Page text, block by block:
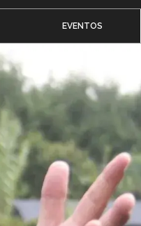
EVENTOS